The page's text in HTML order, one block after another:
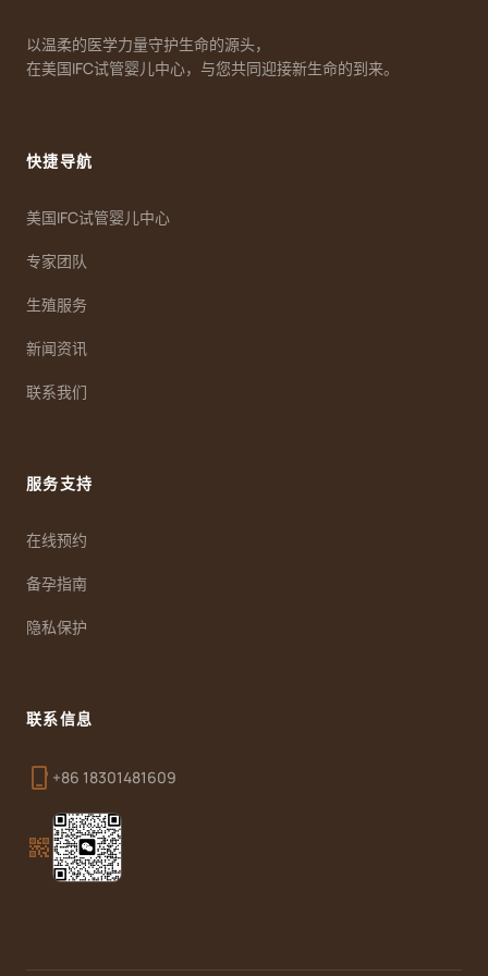
以温柔的医学力量守护生命的源头，
在美国IFC试管婴儿中心，与您共同迎接新生命的到来。
快捷导航
美国IFC试管婴儿中心
专家团队
生殖服务
新闻资讯
联系我们
服务支持
在线预约
备孕指南
隐私保护
联系信息
phone_iphone +86 18301481609
qr_code_2